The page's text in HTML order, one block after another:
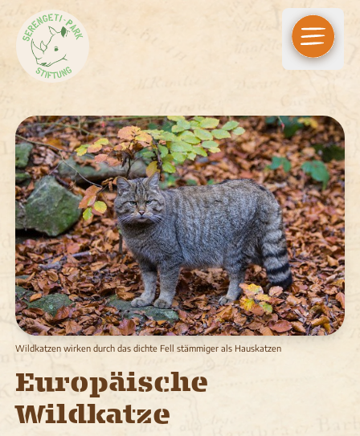
Open
Wildkatzen wirken durch das dichte Fell stämmiger als Hauskatzen
Europäische
Wildkatze